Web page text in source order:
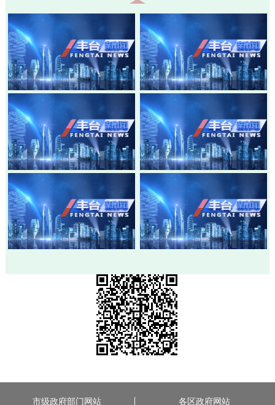
20260805-丰台新闻
20260803-丰台新闻
20260730-丰台新闻
20260728-丰台新闻
20260724-丰台新闻
市级政府部门网站 各区政府网站